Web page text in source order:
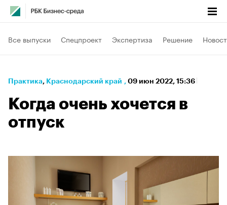
Все выпуски Спецпроект Экспертиза Решение
Практика⁠, Краснодарский край , 09 июн 2022, 15:36
Когда очень хочется в
отпуск